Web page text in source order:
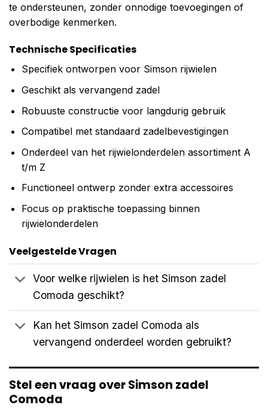
te ondersteunen, zonder onnodige toevoegingen of
overbodige kenmerken.
Technische Specificaties
Specifiek ontworpen voor Simson rijwielen
Geschikt als vervangend zadel
Robuuste constructie voor langdurig gebruik
Compatibel met standaard zadelbevestigingen
Onderdeel van het rijwielonderdelen assortiment A
t/m Z
Functioneel ontwerp zonder extra accessoires
Focus op praktische toepassing binnen
rijwielonderdelen
Veelgestelde Vragen
Voor welke rijwielen is het Simson zadel
Comoda geschikt?
Kan het Simson zadel Comoda als
vervangend onderdeel worden gebruikt?
Stel een vraag over Simson zadel
Comoda